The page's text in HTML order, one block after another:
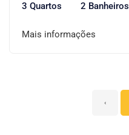
3 Quartos 2 Banheiros
Mais informações
‹